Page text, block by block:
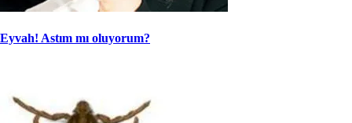
Eyvah! Astım mı oluyorum?